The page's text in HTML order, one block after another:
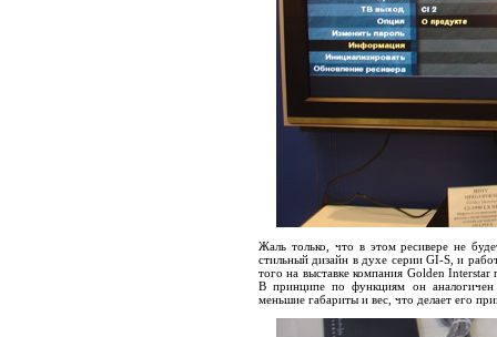
Жаль только, что в этом ресивере не
стильный дизайн в духе серии GI-S, и
того на выставке компания Golden
В принципе по функциям он аналогичен
меньшие габариты и вес, что делает его